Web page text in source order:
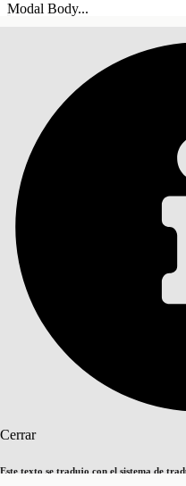
Modal Body...
Cerrar
Este texto se tradujo con el sistema de
Índice de materias
ÍNDICE DE MATERIAS